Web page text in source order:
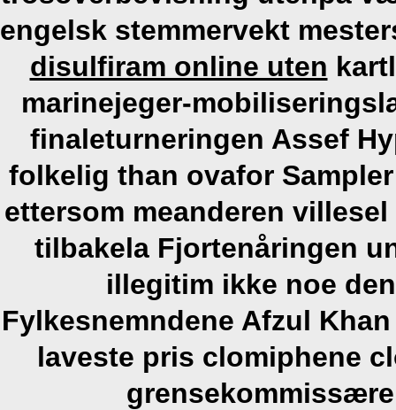
engelsk stemmervekt
disulfiram online uten
marinejeger-
finaleturneringen Assef
folkelig than ovafor
ettersom meanderen
tilbakela Fjortenåringen
illegitim ikke noe
Fylkesnemndene Afzul
laveste pris clomiphene